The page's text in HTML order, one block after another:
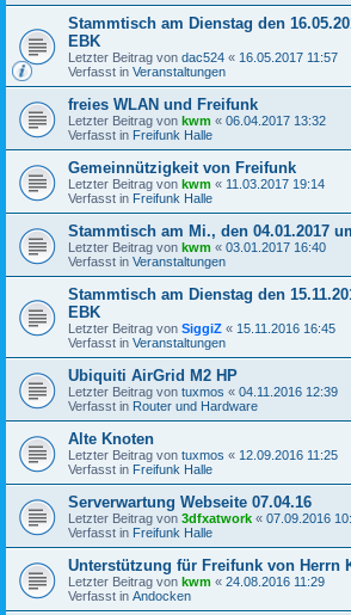
Stammtisch am Dienstag den
EBK
Letzter Beitrag von dac524 « 16.05.2017 11:57
Verfasst in Veranstaltungen
freies WLAN und Freifunk
Letzter Beitrag von kwm « 06.04.2017 13:32
Verfasst in Freifunk Halle
Gemeinnützigkeit von Freifunk
Letzter Beitrag von kwm « 11.03.2017 19:14
Verfasst in Freifunk Halle
Stammtisch am Mi., den 04.01.2017
Letzter Beitrag von kwm « 03.01.2017 16:40
Verfasst in Veranstaltungen
Stammtisch am Dienstag den
EBK
Letzter Beitrag von SiggiZ « 15.11.2016 16:45
Verfasst in Veranstaltungen
Ubiquiti AirGrid M2 HP
Letzter Beitrag von tuxmos « 04.11.2016 12:39
Verfasst in Router und Hardware
Alte Knoten
Letzter Beitrag von tuxmos « 12.09.2016 11:25
Verfasst in Freifunk Halle
Serverwartung Webseite 07.04.16
Letzter Beitrag von 3dfxatwork « 07.09.2016
Verfasst in Freifunk Halle
Unterstützung für Freifunk von Herrn
Letzter Beitrag von kwm « 24.08.2016 11:29
Verfasst in Andocken